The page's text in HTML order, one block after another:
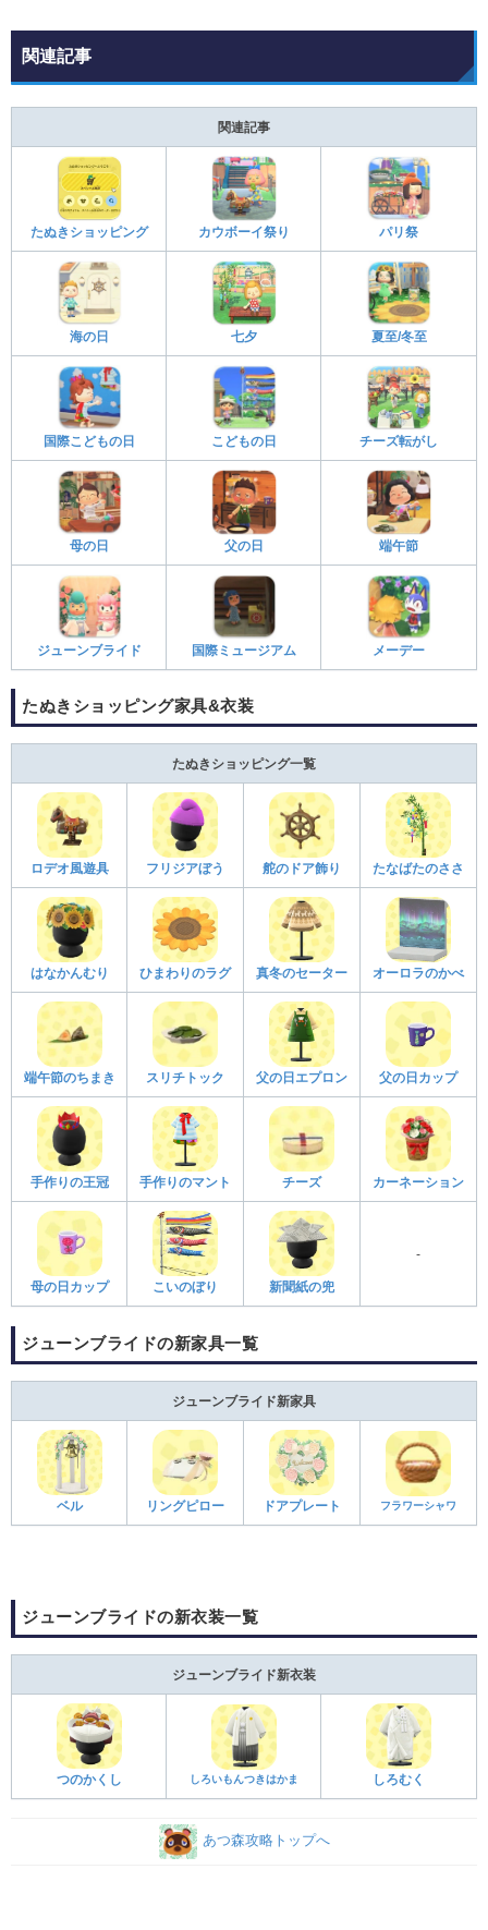
関連記事
関連記事
たぬきショッピング カウボーイ祭り パリ祭
海の日 七夕 夏至/冬至
国際こどもの日 こどもの日 チーズ転がし
母の日 父の日 端午節
ジューンブライド 国際ミュージアム メーデー
たぬきショッピング家具&衣装
たぬきショッピング一覧
ロデオ風遊具 フリジアぼう 舵のドア飾り たなばたのささ
はなかんむり ひまわりのラグ 真冬のセーター オーロラのかべ
端午節のちまき スリチトック 父の日エプロン 父の日カップ
手作りの王冠 手作りのマント チーズ カーネーション
母の日カップ こいのぼり 新聞紙の兜
-
ジューンブライドの新家具一覧
ジューンブライド新家具
ベル リングピロー ドアプレート フラワーシャワ
ジューンブライドの新衣装一覧
ジューンブライド新衣装
つのかくし しろいもんつきはかま しろむく
あつ森攻略トップへ